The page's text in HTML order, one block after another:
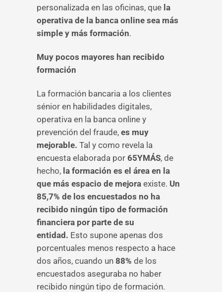
personalizada en las oficinas, que la
operativa de la banca online sea más
simple y más formación.
Muy pocos mayores han recibido
formación
La formación bancaria a los clientes
sénior en habilidades digitales,
operativa en la banca online y
prevención del fraude, es muy
mejorable. Tal y como revela la
encuesta elaborada por 65YMÁS, de
hecho, la formación es el área en la
que más espacio de mejora existe. Un
85,7% de los encuestados no ha
recibido ningún tipo de formación
financiera por parte de su
entidad. Esto supone apenas dos
porcentuales menos respecto a hace
dos años, cuando un 88% de los
encuestados aseguraba no haber
recibido ningún tipo de formación.